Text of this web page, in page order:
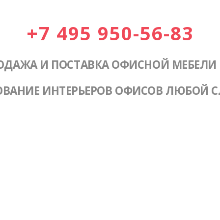
+7 495 950-56-83
И ПОСТАВКА ОФИСНОЙ МЕБЕЛИ
ИНТЕРЬЕРОВ ОФИСОВ ЛЮБОЙ